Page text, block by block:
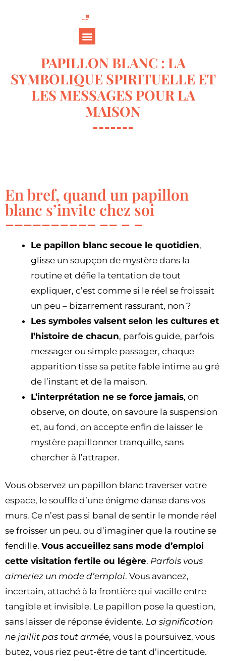
PAPILLON BLANC : LA
SYMBOLIQUE SPIRITUELLE ET
LES MESSAGES POUR LA
MAISON
En bref, quand un papillon
blanc s’invite chez soi
Le papillon blanc secoue le quotidien,
glisse un soupçon de mystère dans la
routine et défie la tentation de tout
expliquer, c’est comme si le réel se froissait
un peu – bizarrement rassurant, non ?
Les symboles valsent selon les cultures et
l’histoire de chacun, parfois guide, parfois
messager ou simple passager, chaque
apparition tisse sa petite fable intime au gré
de l’instant et de la maison.
L’interprétation ne se force jamais, on
observe, on doute, on savoure la suspension
et, au fond, on accepte enfin de laisser le
mystère papillonner tranquille, sans
chercher à l’attraper.
Vous observez un papillon blanc traverser votre
espace, le souffle d’une énigme danse dans vos
murs. Ce n’est pas si banal de sentir le monde réel
se froisser un peu, ou d’imaginer que la routine se
fendille. Vous accueillez sans mode d’emploi
cette visitation fertile ou légère. Parfois vous
aimeriez un mode d’emploi. Vous avancez,
incertain, attaché à la frontière qui vacille entre
tangible et invisible. Le papillon pose la question,
sans laisser de réponse évidente. La signification
ne jaillit pas tout armée, vous la poursuivez, vous
butez, vous riez peut-être de tant d’incertitude.